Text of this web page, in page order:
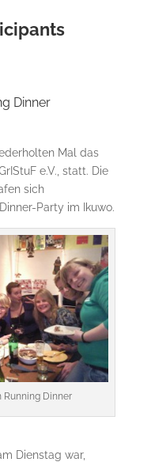
Dinner
Mal das
e.V., statt. Die
sich
Party im Ikuwo.
Running Dinner
Dienstag war,